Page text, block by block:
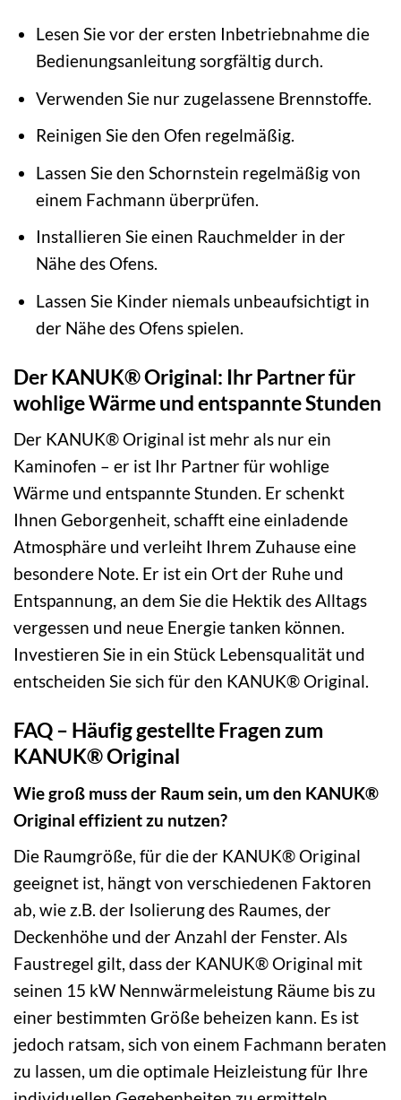
Lesen Sie vor der ersten Inbetriebnahme die
Bedienungsanleitung sorgfältig durch.
Verwenden Sie nur zugelassene Brennstoffe.
Reinigen Sie den Ofen regelmäßig.
Lassen Sie den Schornstein regelmäßig von
einem Fachmann überprüfen.
Installieren Sie einen Rauchmelder in der
Nähe des Ofens.
Lassen Sie Kinder niemals unbeaufsichtigt in
der Nähe des Ofens spielen.
Der KANUK® Original: Ihr Partner für
wohlige Wärme und entspannte Stunden
Der KANUK® Original ist mehr als nur ein
Kaminofen – er ist Ihr Partner für wohlige
Wärme und entspannte Stunden. Er schenkt
Ihnen Geborgenheit, schafft eine einladende
Atmosphäre und verleiht Ihrem Zuhause eine
besondere Note. Er ist ein Ort der Ruhe und
Entspannung, an dem Sie die Hektik des Alltags
vergessen und neue Energie tanken können.
Investieren Sie in ein Stück Lebensqualität und
entscheiden Sie sich für den KANUK® Original.
FAQ – Häufig gestellte Fragen zum
KANUK® Original
Wie groß muss der Raum sein, um den KANUK®
Original effizient zu nutzen?
Die Raumgröße, für die der KANUK® Original
geeignet ist, hängt von verschiedenen Faktoren
ab, wie z.B. der Isolierung des Raumes, der
Deckenhöhe und der Anzahl der Fenster. Als
Faustregel gilt, dass der KANUK® Original mit
seinen 15 kW Nennwärmeleistung Räume bis zu
einer bestimmten Größe beheizen kann. Es ist
jedoch ratsam, sich von einem Fachmann beraten
zu lassen, um die optimale Heizleistung für Ihre